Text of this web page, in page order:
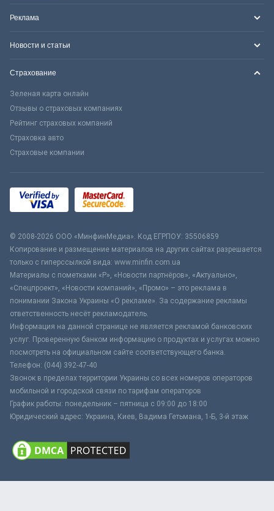
Реклама
Новости и статьи
Страхование
Зеленая карта онлайн
Отзывы о страховых компаниях
Рейтинг страховых компаний
Страховка авто
Страховые компании
© 2008-2026 ООО «МинфинМедиа». Код ЕГРПОУ: 35506859
Копирование и размещение материалов на других сайтах разрешается
только с гиперссылкой вида: www.minfin.com.ua
Материалы с пометками «Р», «Новости партнёров», «Актуально»,
«Спецпроект», «Новости компаний», «Промо» – это реклама в
понимании Закона Украины «О рекламе». За содержание рекламы
ответственность несёт рекламодатель.
Информация на данной странице не является рекламой банковских
услуг. Проверенную банком информацию о продуктах и услугах можно
посмотреть на официальном сайте соответствующего банка.
Телефон: (044) 392-47-40
Звонок в пределах территории Украины со всех номеров операторов
мобильной и городской связи по тарифам операторов
График работы: понедельник – пятница с 09:00 до 18:00
Юридический адрес: Украина, Киев, Вадима Гетьмана, 1-Б, 3-й этаж